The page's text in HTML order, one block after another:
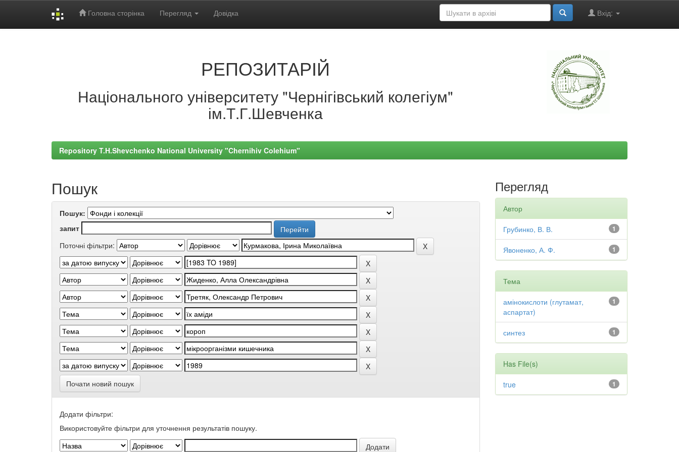
Головна сторінка Перегляд Довідка Вхід:
РЕПОЗИТАРІЙ
Національного університету "Чернігівський колегіум"
ім.Т.Г.Шевченка
Repository T.H.Shevchenko National University "Chernihiv Colehium"
Пошук
Пошук:
запит
Поточні фільтри:
Почати новий пошук
Додати фільтри:
Використовуйте фільтри для уточнення результатів пошуку.
Перегляд
Автор
1
Грубинко, В. В.
1
Явоненко, А. Ф.
Тема
1
амінокислоти (глутамат,
аспартат)
1
синтез
Has File(s)
1
true